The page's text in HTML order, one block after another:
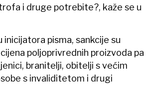
i druge potrebite?, kaže se u
inicijatora pisma, sankcije su
poljoprivrednih proizvoda pa
branitelji, obitelji s većim
s invaliditetom i drugi